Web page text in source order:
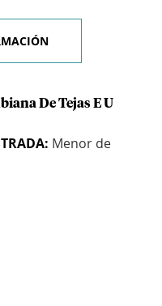
De Tejas E U
Menor de